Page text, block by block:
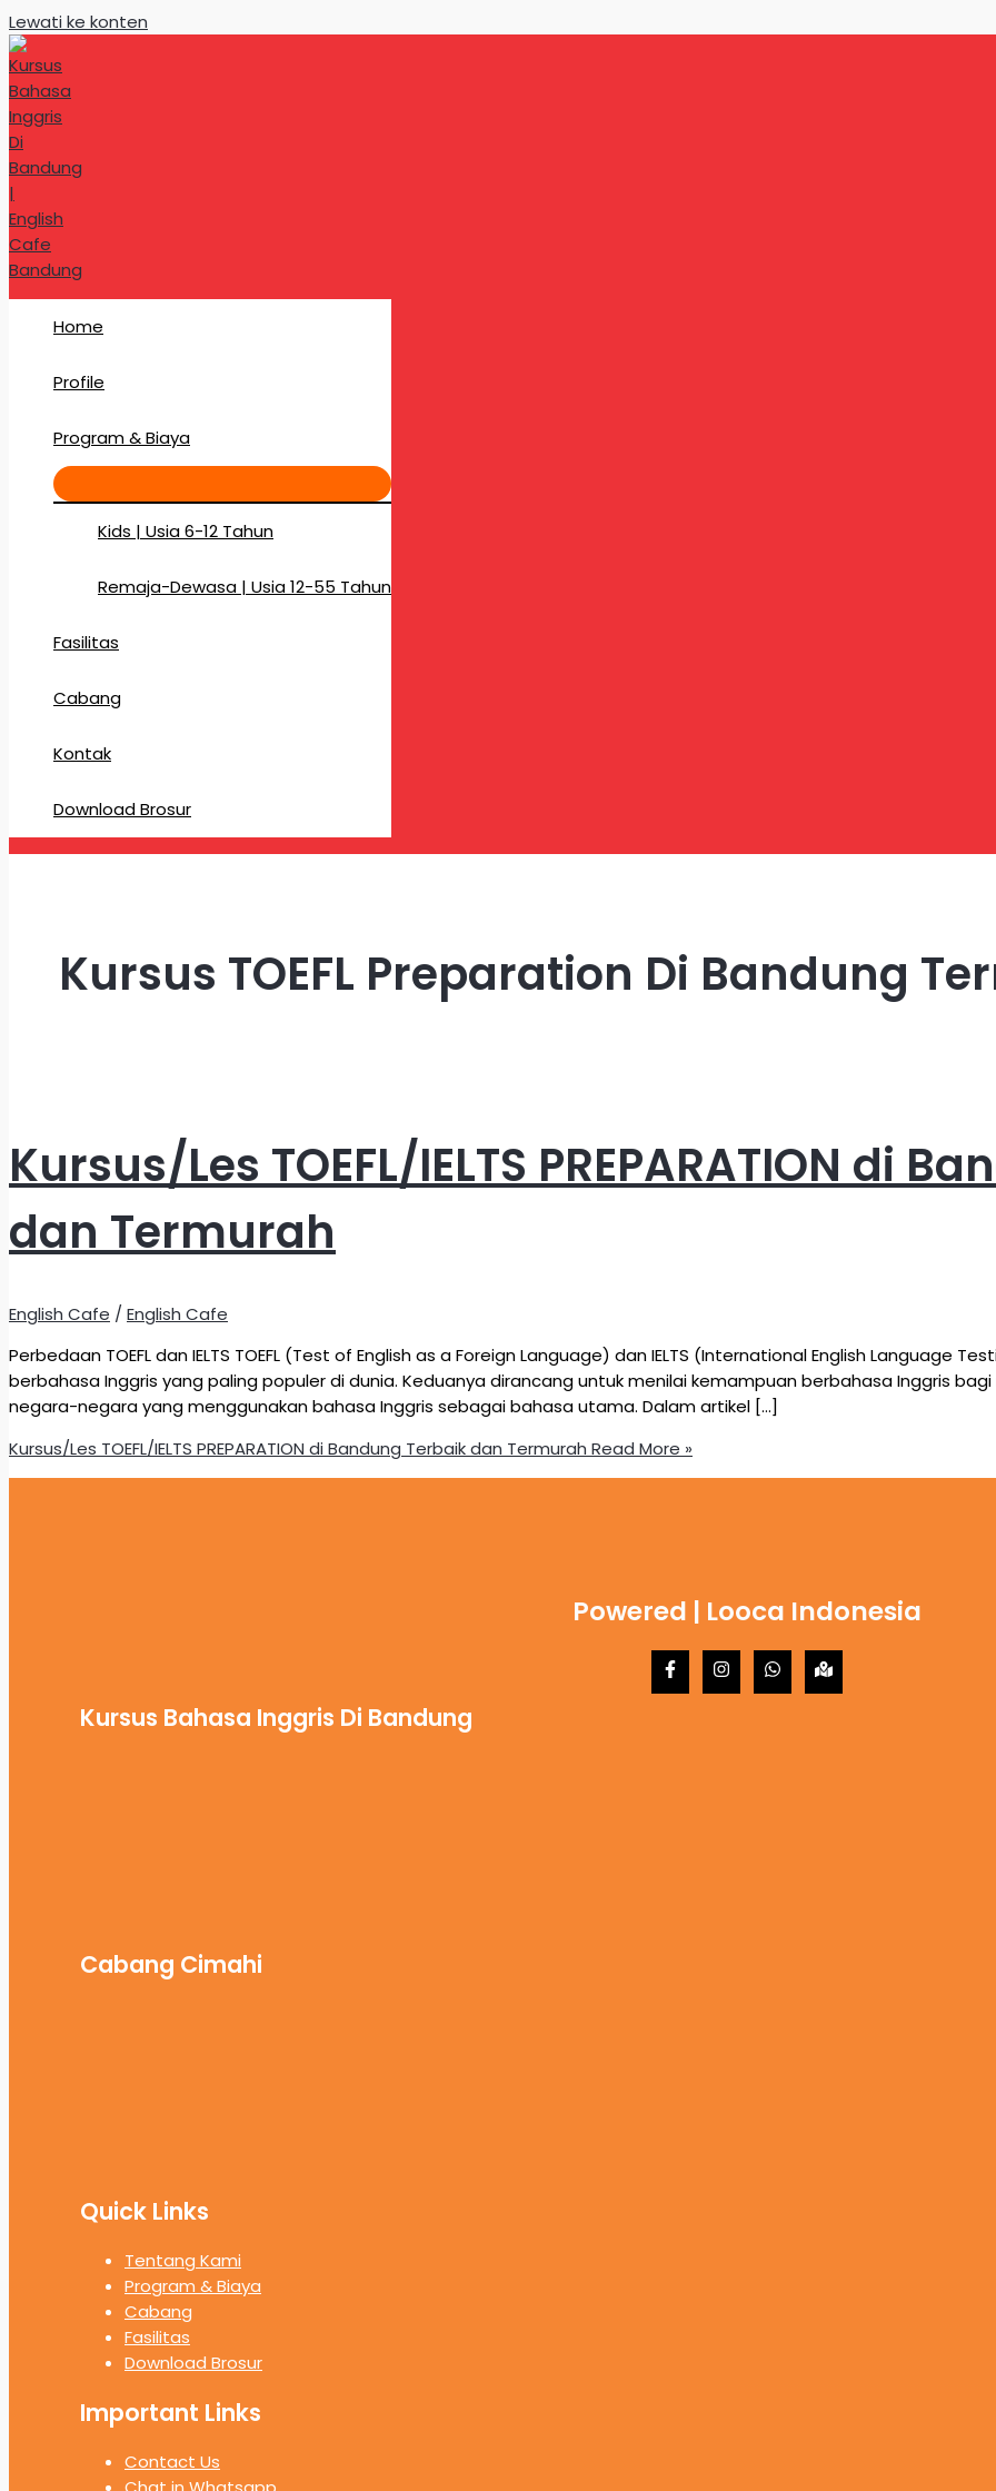
Lewati ke konten
Home
Profile
Program & Biaya
Kids | Usia 6-12 Tahun
Remaja-Dewasa | Usia 12-55 Tahun
Fasilitas
Cabang
Kontak
Download Brosur
Kursus TOEFL Preparation Di Bandung
Kursus/Les TOEFL/IELTS PREPARATION di
dan Termurah
English Cafe /English Cafe
Perbedaan TOEFL dan IELTS TOEFL (Test of English as a Foreign Language) dan IELTS (International English Language
berbahasa Inggris yang paling populer di dunia. Keduanya dirancang untuk menilai kemampuan berbahasa Inggris
negara-negara yang menggunakan bahasa Inggris sebagai bahasa utama. Dalam artikel […]
Kursus/Les TOEFL/IELTS PREPARATION di Bandung Terbaik dan Termurah Read More »
Powered | Looca Indonesia
Kursus Bahasa Inggris Di Bandung
Cabang Cimahi
Quick Links
Tentang Kami
Program & Biaya
Cabang
Fasilitas
Download Brosur
Important Links
Contact Us